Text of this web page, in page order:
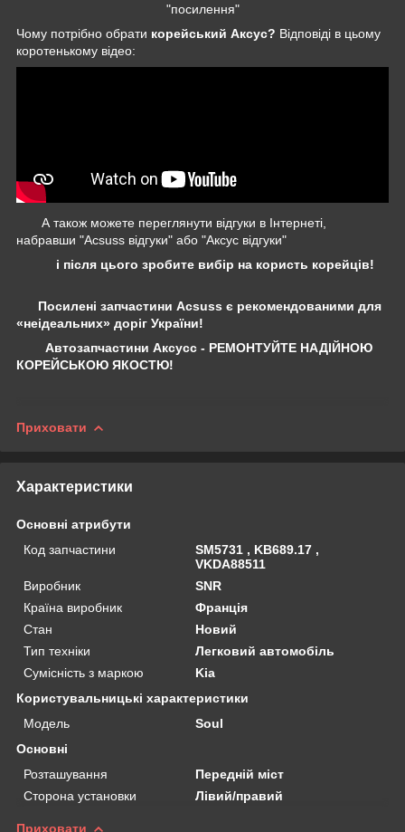
"посилення"
Чому потрібно обрати корейський Аксус? Відповіді в цьому
коротенькому відео:
А також можете переглянути відгуки в Інтернеті,
набравши "Acsuss відгуки" або "Аксус відгуки"
і після цього зробите вибір на користь корейців!
Посилені запчастини Acsuss є рекомендованими для
«неідеальних» доріг України!
Автозапчастини Аксусс - РЕМОНТУЙТЕ НАДІЙНОЮ
КОРЕЙСЬКОЮ ЯКОСТЮ!
Приховати
Характеристики
Основні атрибути
Код запчастини
SM5731 , KB689.17 ,
VKDA88511
Виробник
SNR
Країна виробник
Франція
Стан
Новий
Тип техніки
Легковий автомобіль
Сумісність з маркою
Kia
Користувальницькі характеристики
Мoдель
Soul
Основні
Розташування
Передній міст
Сторона установки
Лівий/правий
Приховати